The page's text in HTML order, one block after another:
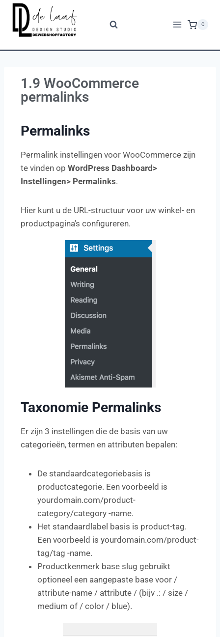
0
1.9 WooCommerce
permalinks
Permalinks
Permalink instellingen voor WooCommerce zijn
te vinden op WordPress Dashboard>
Instellingen> Permalinks.
Hier kunt u de URL-structuur voor uw winkel- en
productpagina’s configureren.
Taxonomie Permalinks
Er zijn 3 instellingen die de basis van uw
categorieën, termen en attributen bepalen:
De standaardcategoriebasis is
productcategorie. Een voorbeeld is
yourdomain.com/product-
category/category -name.
Het standaardlabel basis is product-tag.
Een voorbeeld is yourdomain.com/product-
tag/tag -name.
Productkenmerk base slug gebruikt
optioneel een aangepaste base voor /
attribute-name / attribute / (bijv .: / size /
medium of / color / blue).